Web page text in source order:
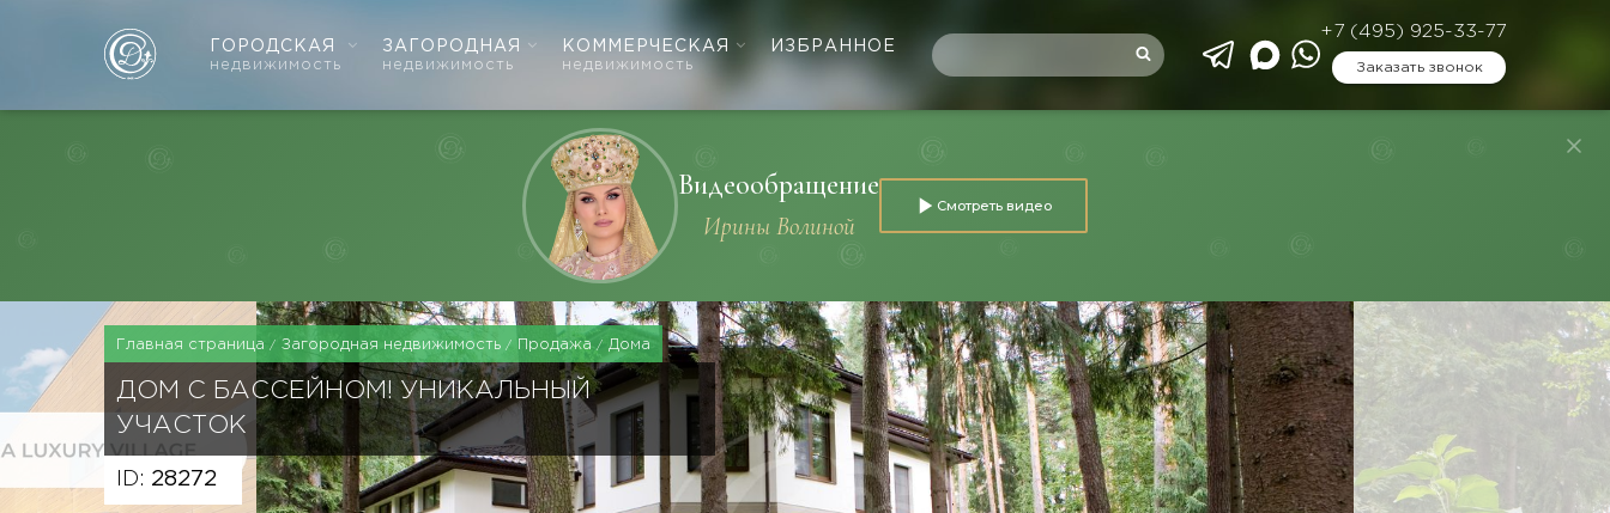
ГОРОДСКАЯ
недвижимость
ЗАГОРОДНАЯ
недвижимость
КОММЕРЧЕСКАЯ
недвижимость
ИЗБРАННОЕ
+7 (495) 925-33-77
Заказать звонок
Видеообращение
Ирины Волиной
Смотреть видео
Главная страница Загородная недвижимость Продажа Дома
ДОМ С БАССЕЙНОМ! УНИКАЛЬНЫЙ
УЧАСТОК
ID: 28272